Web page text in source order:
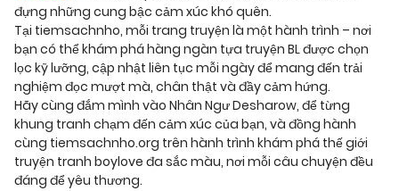
đựng những cung bậc cảm xúc khó quên.
Tại tiemsachnho, mỗi trang truyện là một hành trình – nơi
bạn có thể khám phá hàng ngàn tựa truyện BL được chọn
lọc kỹ lưỡng, cập nhật liên tục mỗi ngày để mang đến trải
nghiệm đọc mượt mà, chân thật và đầy cảm hứng.
Hãy cùng đắm mình vào Nhân Ngư Desharow, để từng
khung tranh chạm đến cảm xúc của bạn, và đồng hành
cùng tiemsachnho.org trên hành trình khám phá thế giới
truyện tranh boylove đa sắc màu, nơi mỗi câu chuyện đều
đáng để yêu thương.